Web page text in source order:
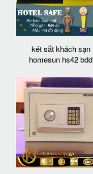
két sắt khách sạn
homesun hs42 bdd